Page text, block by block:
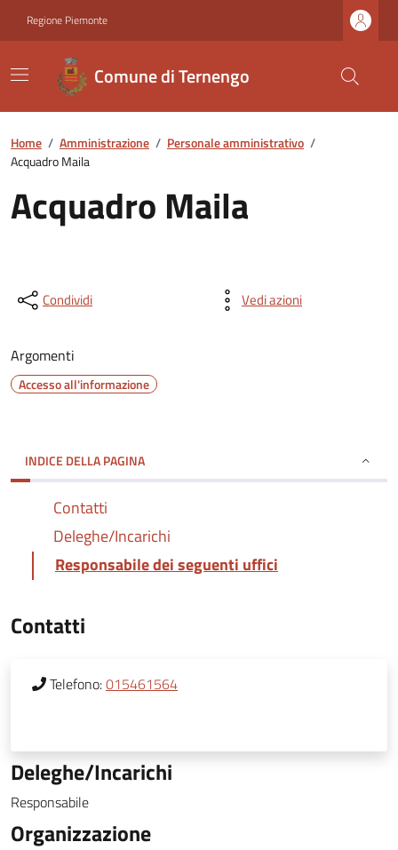
Regione Piemonte
Comune di Ternengo
Home / Amministrazione / Personale amministrativo /
Acquadro Maila
Acquadro Maila
Condividi Vedi azioni
Argomenti
Accesso all'informazione
INDICE DELLA PAGINA
Contatti
Deleghe/Incarichi
Responsabile dei seguenti uffici
Contatti
Telefono:015461564
Deleghe/Incarichi
Responsabile
Organizzazione